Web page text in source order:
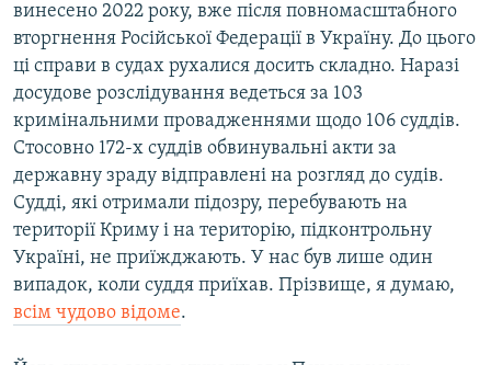
винесено 2022 року, вже після повномасштабного
вторгнення Російської Федерації в Україну. До цього
ці справи в судах рухалися досить складно. Наразі
досудове розслідування ведеться за 103
кримінальними провадженнями щодо 106 суддів.
Стосовно 172-х суддів обвинувальні акти за
державну зраду відправлені на розгляд до судів.
Судді, які отримали підозру, перебувають на
території Криму і на територію, підконтрольну
Україні, не приїжджають. У нас був лише один
випадок, коли суддя приїхав. Прізвище, я думаю,
всім чудово відоме.